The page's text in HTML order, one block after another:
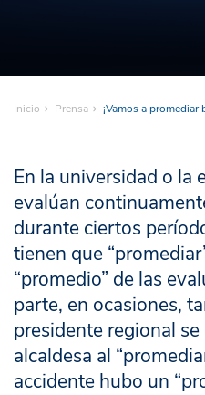
Inicio Prensa ¡Vamos a promediar
En la universidad o la
evalúan
durante ciertos
tienen que
“promedio” de las
parte, en ocasiones,
presidente regional
alcaldesa al
accidente hubo un